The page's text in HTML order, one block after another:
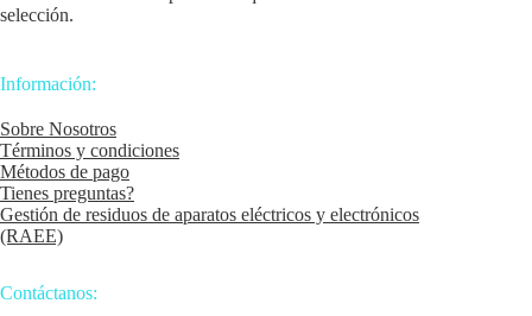
selección.
Información:
Sobre Nosotros
Términos y condiciones
Métodos de pago
Tienes preguntas?
Gestión de residuos de aparatos eléctricos y electrónicos
(RAEE)
Contáctanos: